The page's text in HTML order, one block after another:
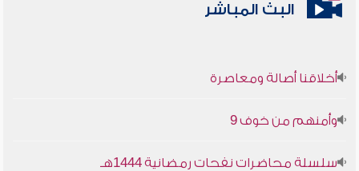
البث المباشر
أخلاقنا أصالة ومعاصرة
وأمنهم من خوف 9
سلسلة محاضرات نفحات رمضانية 1444هـ